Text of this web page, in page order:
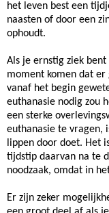
het leven best een
naasten of door een
ophoudt.
Als je ernstig ziek
moment komen dat
vanaf het begin
euthanasie nodig zou
een sterke
euthanasie te vragen,
lippen door doet. Het
tijdstip daarvan na te
noodzaak, omdat in
Er zijn zeker